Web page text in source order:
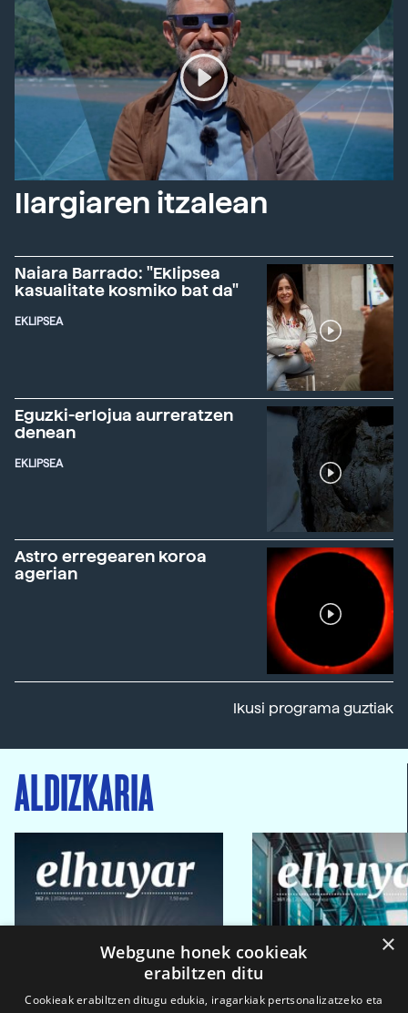
Ilargiaren itzalean
Naiara Barrado: "Eklipsea
kasualitate kosmiko bat da"
EKLIPSEA
Eguzki-erlojua aurreratzen
denean
EKLIPSEA
Astro erregearen koroa
agerian
Ikusi programa guztiak
ALDIZKARIA
×
Webgune honek cookieak
erabiltzen ditu
Cookieak erabiltzen ditugu edukia, iragarkiak pertsonalizatzeko eta